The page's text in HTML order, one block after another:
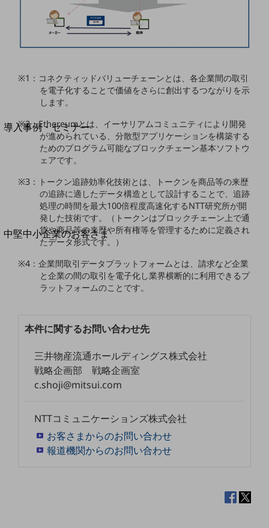
運用保守・故障紛失サポート
回線・ネットワーク
お手続き
導入事例・セミナー
導入事例TOP
最新の導入事例や注目の導入事例をご紹介します
セミナー
開催・出展する各種セミナー、イベント情報をご紹介します
別ウィンドウで開きます
中堅中小企業のお客さま
NTTドコモビジネスウォッチ
ビジネスお役立ち情報
旬な話題やお役立ち資料などDXの課題を
解決するヒントをお届けする記事サイト
トレンド記事特集
中堅中小企業向け
サービス・ソリューション
課題やニーズに合ったサービスをご紹介し、
お悩みから見つけるTOP
ネットワーク
※1：コネクティッドバリューチェーンとは、各企業間の取引
を電子化することで価値をさらに創出するつながりを示
します。
※2：Ethereumとは、イーサリアムコミュニティにより開発
が進められている、分散型アプリケーションを構築する
ためのプログラム可能なブロックチェーン基本ソフトウ
ェアです。
※3：トークン追跡効率化技術とは、トークンを商品等の来歴
の追跡に適したデータ構造として設計することで、追跡
処理の時間を最大100倍程度高速化するNTT研究所が開
発した技術です。（トークンはブロックチェーン上で通
貨や商品等の来歴や所有権等を管理するために定義され
たデータ形式です。）
※4：企業間取引データプラットフォームとは、請求など企業
と企業の間の取引を電子化し業界横断的に利用できるプ
ラットフォームのことです。
本件に関するお問い合わせ先
三井物産流通ホールディングス株式会社
戦略企画部 戦略企画室
c.shoji@mitsui.com
NTTコミュニケーションズ株式会社
お客さまからのお問い合わせ
報道機関からのお問い合わせ